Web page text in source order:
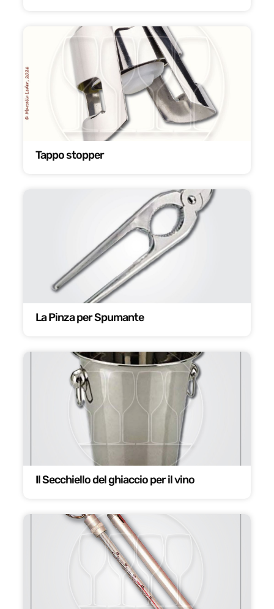
Tappo stopper
La Pinza per Spumante
Il Secchiello del ghiaccio per il vino